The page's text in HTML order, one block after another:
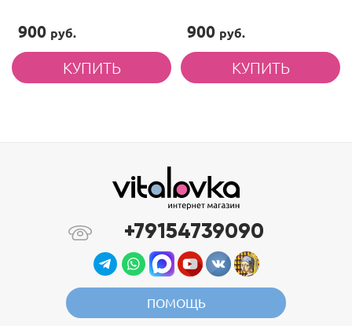
900 руб. 900 руб.
+79154739090
ПОМОЩЬ